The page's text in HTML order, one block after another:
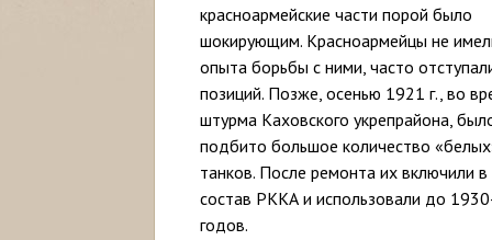
красноармейские части порой было
шокирующим. Красноармейцы не
опыта борьбы с ними, часто
позиций. Позже, осенью 1921 г., во
штурма Каховского укрепрайона,
подбито большое количество
танков. После ремонта их включили в
состав РККА и использовали до
годов.